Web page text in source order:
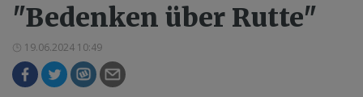
"Bedenken über Rutte"
19.06.2024 10:49